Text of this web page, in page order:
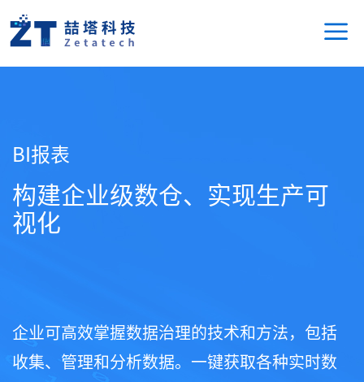
BI报表
构建企业级数仓、实现生产可
视化
企业可高效掌握数据治理的技术和方法，包括
收集、管理和分析数据。一键获取各种实时数